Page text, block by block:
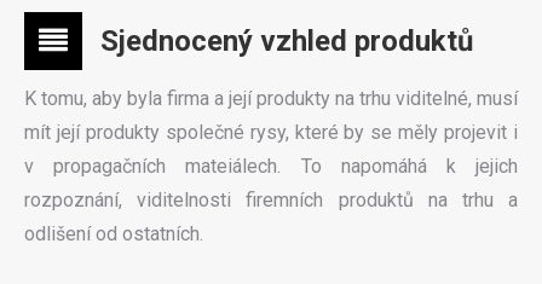
Sjednocený vzhled produktů
K tomu, aby byla firma a její produkty na trhu viditelné, musí
mít její produkty společné rysy, které by se měly projevit i
v propagačních mateiálech. To napomáhá k jejich
rozpoznání, viditelnosti firemních produktů na trhu a
odlišení od ostatních.